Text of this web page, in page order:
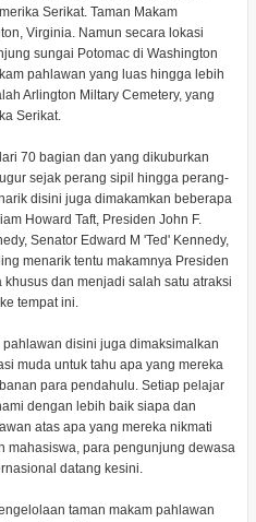
Serikat. Taman Makam
Virginia. Namun secara lokasi
sungai Potomac di Washington
pahlawan yang luas hingga lebih
Arlington Miltary Cemetery, yang
Serikat.
70 bagian dan yang dikuburkan
sejak perang sipil hingga perang-
disini juga dimakamkan beberapa
Howard Taft, Presiden John F.
Senator Edward M 'Ted' Kennedy,
menarik tentu makamnya Presiden
dan menjadi salah satu atraksi
tempat ini.
disini juga dimaksimalkan
muda untuk tahu apa yang mereka
para pendahulu. Setiap pelajar
dengan lebih baik siapa dan
atas apa yang mereka nikmati
mahasiswa, para pengunjung dewasa
datang kesini.
taman makam pahlawan